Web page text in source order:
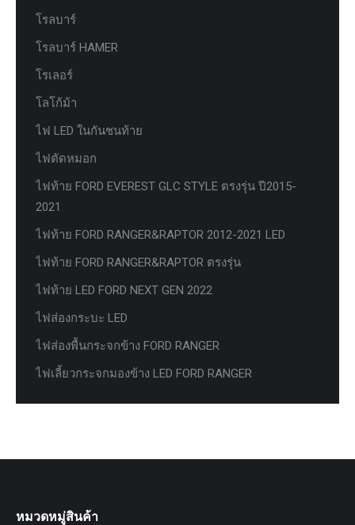
โรลบาร์
โรลบาร์ HAMER
โรเลอร์
โลโก้ม้า
ไฟ LED ในกันชนท้าย
ไฟตัดหมอก
ไฟท้าย FORD EVEREST GLC STYLE ตรงรุ่น ปี2015-
2021
ไฟท้าย FORD RANGER&RAPTOR 2012-2021 LED
ไฟท้าย FORD RANGER&RAPTOR ตรงรุ่น
ไฟท้าย LED FORD NEXT GEN 2022
ไฟส่องกระบะ LED
ไฟส่องพื้นกระจกข้าง FORD RANGER
ไฟเลี้ยวกระจกมองข้าง LED FORD RANGER
หมวดหมู่สินค้า